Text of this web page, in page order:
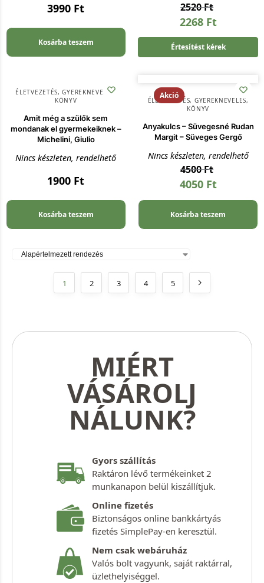
3990 Ft
Kosárba teszem
2520Ft
2268 Ft
Értesítést kérek
ÉLETVEZETÉS,GYEREKNEVELÉS,
KÖNYV
Amit még a szülők sem
mondanak el gyermekeiknek –
Michelini, Giulio
Nincs készleten, rendelhető
1900 Ft
Kosárba teszem
Akció
ÉLETVEZETÉS, GYEREKNEVELÉS,
KÖNYV
Anyakulcs – Süvegesné Rudan
Margit – Süveges Gergő
Nincs készleten, rendelhető
4500Ft
4050 Ft
Kosárba teszem
1 2 3 4 5
MIÉRT
VÁSÁROLJ
NÁLUNK?
Gyors szállítás
Raktáron lévő termékeinket 2
munkanapon belül kiszállítjuk.
Online fizetés
Biztonságos online bankkártyás
fizetés SimplePay-en keresztül.
Nem csak webáruház
Valós bolt vagyunk, saját raktárral,
üzlethelyiséggel.